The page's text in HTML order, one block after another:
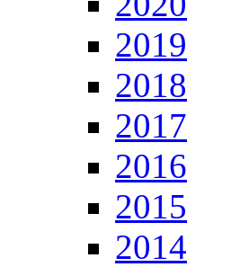
2019
2018
2017
2016
2015
2014